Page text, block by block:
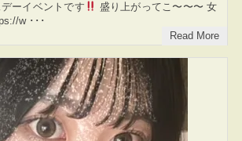
ーイベントです
盛り上がってこ〜〜〜 女
w ･･･
Read More